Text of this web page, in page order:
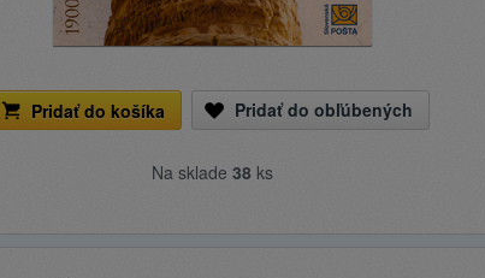
Pridať do košíka Pridať do obľúbených
Na sklade 38 ks